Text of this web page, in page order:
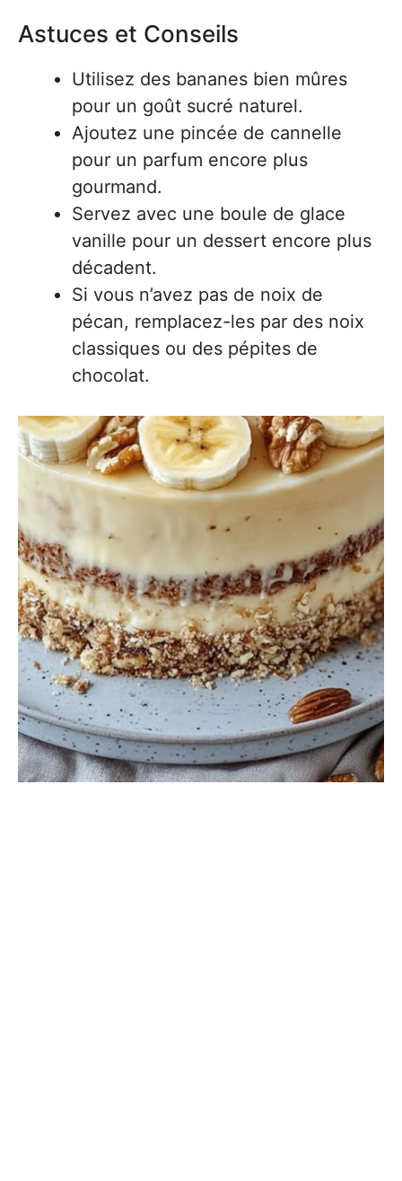
Astuces et Conseils
Utilisez des bananes bien mûres
pour un goût sucré naturel.
Ajoutez une pincée de cannelle
pour un parfum encore plus
gourmand.
Servez avec une boule de glace
vanille pour un dessert encore plus
décadent.
Si vous n’avez pas de noix de
pécan, remplacez-les par des noix
classiques ou des pépites de
chocolat.